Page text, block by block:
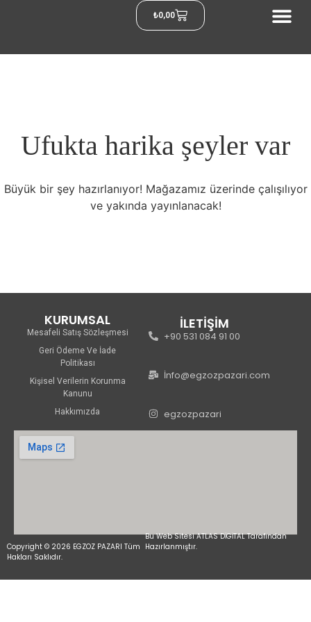
₺0,00
Ufukta harika şeyler var
Büyük bir şey hazırlanıyor! Mağazamız üzerinde çalışılıyor
ve yakında yayınlanacak!
KURUMSAL
Mesafeli Satış Sözleşmesi
Geri Ödeme Ve İade
Politikası
Kişisel Verilerin Korunma
Kanunu
Hakkımızda
İLETİŞİM
+90 531 084 91 00
İnfo@egzozpazari.com
egzozpazari
Copyright © 2026 EGZOZ PAZARI Tüm
Hakları Saklıdır.
Bu Web Sitesi ATLAS DİGİTAL Tarafından
Hazırlanmıştır.